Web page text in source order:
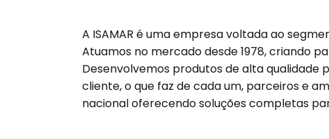
A ISAMAR é uma empresa voltada ao
Atuamos no mercado desde 1978, criando
Desenvolvemos produtos de alta qualidade
cliente, o que faz de cada um, parceiros e
nacional oferecendo soluções completas